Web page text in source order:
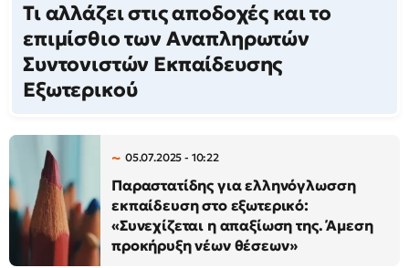
Τι αλλάζει στις αποδοχές και το
επιμίσθιο των Αναπληρωτών
Συντονιστών Εκπαίδευσης
Εξωτερικού
05.07.2025 - 10:22
Παραστατίδης για ελληνόγλωσση
εκπαίδευση στο εξωτερικό:
«Συνεχίζεται η απαξίωση της. Άμεση
προκήρυξη νέων θέσεων»